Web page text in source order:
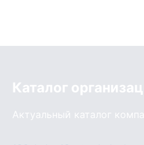
Каталог
Актуальный каталог